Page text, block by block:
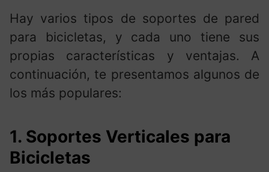
Hay varios tipos de soportes de pared
para bicicletas, y cada uno tiene sus
propias características y ventajas. A
continuación, te presentamos algunos de
los más populares:
1. Soportes Verticales para
Bicicletas